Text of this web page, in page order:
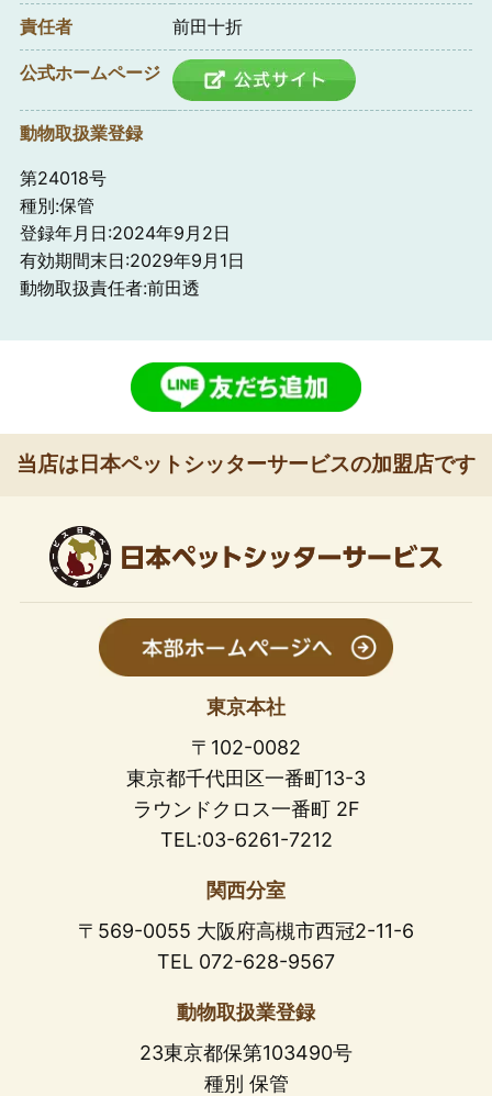
責任者 前田十折
公式ホームページ
動物取扱業登録
第24018号
種別:保管
登録年月日:2024年9月2日
有効期間末日:2029年9月1日
動物取扱責任者:前田透
当店は日本ペットシッターサービスの加盟店です
東京本社
〒102-0082
東京都千代田区一番町13-3
ラウンドクロス一番町 2F
TEL:03-6261-7212
関西分室
〒569-0055 大阪府高槻市西冠2-11-6
TEL 072-628-9567
動物取扱業登録
23東京都保第103490号
種別 保管